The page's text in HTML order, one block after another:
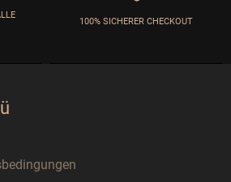
100% SICHERER CHECKOUT